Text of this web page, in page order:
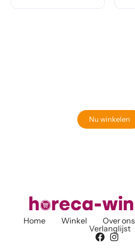
Nu winkelen
Home Winkel Over ons
Verlanglijst